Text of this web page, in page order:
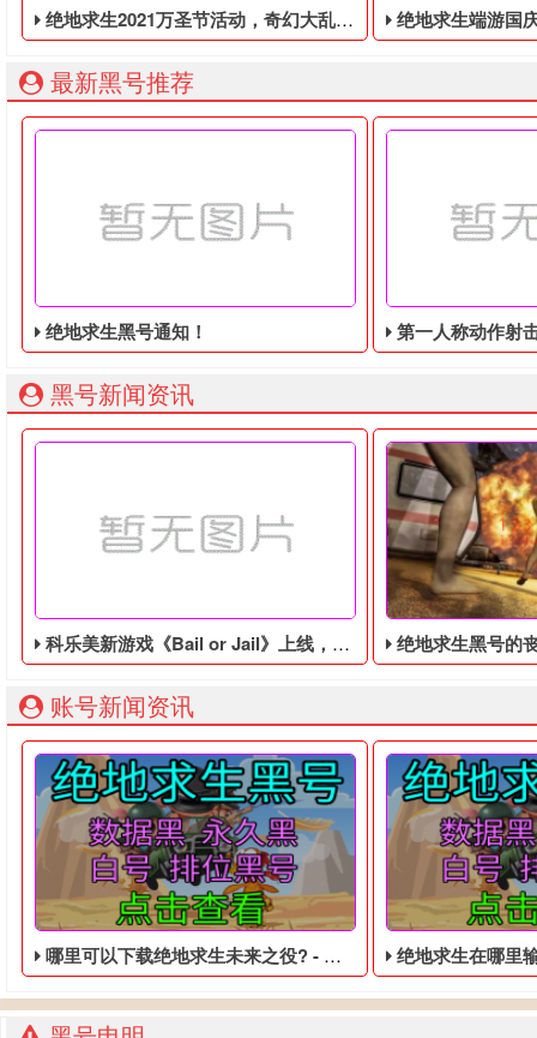
绝地求生2021万圣节活动，奇幻大乱斗回归，还有新皮肤和新地图 绝地求生端游国庆节的终极白嫖活
最新黑号推荐
绝地求生黑号通知！ 第一人称动作射击游戏《绝地
黑号新闻资讯
科乐美新游戏《Bail or Jail》上线，支持简繁体中文！ 绝地求生黑号的丧尸模式应该
账号新闻资讯
哪里可以下载绝地求生未来之役? - 吃鸡低价的皮肤黑号 绝地求生在哪里输入兑换